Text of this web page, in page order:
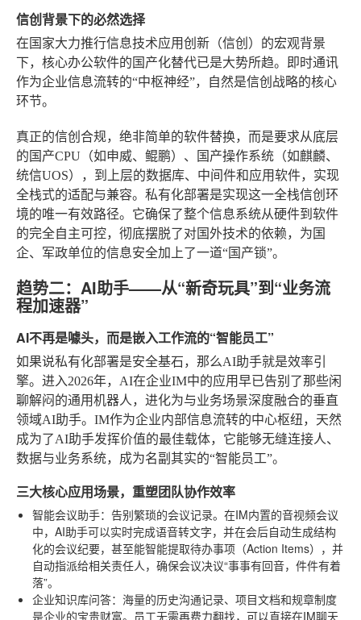
信创背景下的必然选择
在国家大力推行信息技术应用创新（信创）的宏观背景
下，核心办公软件的国产化替代已是大势所趋。即时通讯
作为企业信息流转的“中枢神经”，自然是信创战略的核心
环节。
真正的信创合规，绝非简单的软件替换，而是要求从底层
的国产CPU（如申威、鲲鹏）、国产操作系统（如麒麟、
统信UOS），到上层的数据库、中间件和应用软件，实现
全栈式的适配与兼容。私有化部署是实现这一全栈信创环
境的唯一有效路径。它确保了整个信息系统从硬件到软件
的完全自主可控，彻底摆脱了对国外技术的依赖，为国
企、军政单位的信息安全加上了一道“国产锁”。
趋势二：AI助手——从“新奇玩具”到“业务流
程加速器”
AI不再是噱头，而是嵌入工作流的“智能员工”
如果说私有化部署是安全基石，那么AI助手就是效率引
擎。进入2026年，AI在企业IM中的应用早已告别了那些闲
聊解闷的通用机器人，进化为与业务场景深度融合的垂直
领域AI助手。IM作为企业内部信息流转的中心枢纽，天然
成为了AI助手发挥价值的最佳载体，它能够无缝连接人、
数据与业务系统，成为名副其实的“智能员工”。
三大核心应用场景，重塑团队协作效率
智能会议助手：告别繁琐的会议记录。在IM内置的音视频会议
中，AI助手可以实时完成语音转文字，并在会后自动生成结构
化的会议纪要，甚至能智能提取待办事项（Action Items），并
自动指派给相关责任人，确保会议决议“事事有回音，件件有着
落”。
企业知识库问答：海量的历史沟通记录、项目文档和规章制度
是企业的宝贵财富。员工无需再费力翻找，可以直接在IM聊天